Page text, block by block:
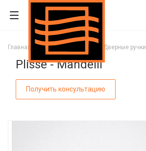
Главная Каталог Дверные ручки
Plisse - Mandelli
Получить консультацию